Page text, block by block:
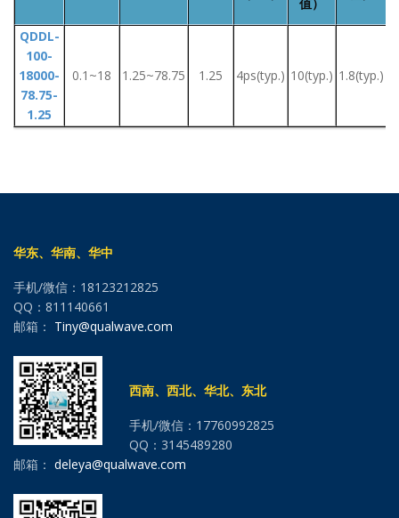
QDDL-
100-
18000-
78.75-
1.25
0.1~18 1.25~78.75 1.25 4ps(typ.) 10(typ.) 1.8(typ.)
华东、华南、华中
手机/微信：18123212825
QQ：811140661
邮箱： Tiny@qualwave.com
西南、西北、华北、东北
手机/微信：17760992825
QQ：3145489280
邮箱： deleya@qualwave.com